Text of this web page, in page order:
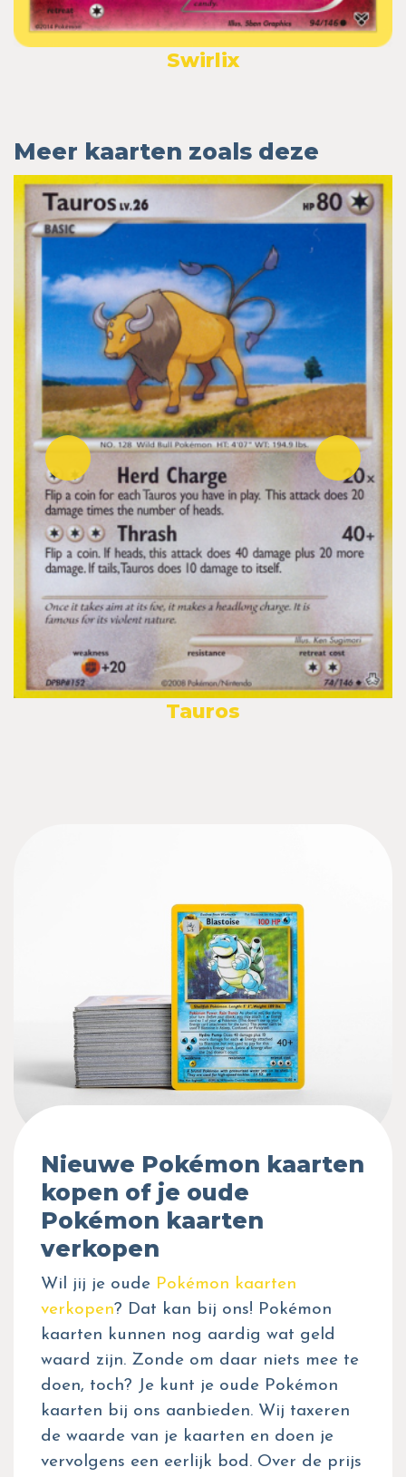
Swirlix
Meer kaarten zoals deze
Tauros
Nieuwe Pokémon kaarten
kopen of je oude
Pokémon kaarten
verkopen
Wil jij je oude Pokémon kaarten
verkopen? Dat kan bij ons! Pokémon
kaarten kunnen nog aardig wat geld
waard zijn. Zonde om daar niets mee te
doen, toch? Je kunt je oude Pokémon
kaarten bij ons aanbieden. Wij taxeren
de waarde van je kaarten en doen je
vervolgens een eerlijk bod. Over de prijs